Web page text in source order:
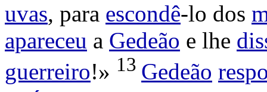
uvas, para escondê-lo dos
apareceu a Gedeão e lhe
guerreiro!» 13 Gedeão